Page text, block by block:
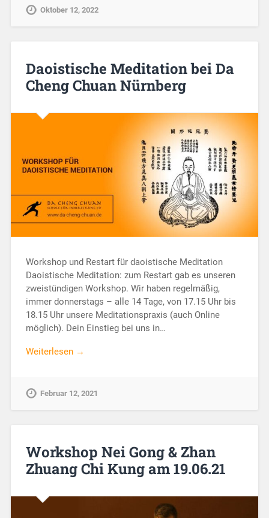
Oktober 12, 2022
Daoistische Meditation bei Da
Cheng Chuan Nürnberg
Workshop und Restart für daoistische Meditation
Daoistische Meditation: zum Restart gab es unseren
zweistündigen Workshop. Wir haben regelmäßig,
immer donnerstags – alle 14 Tage, von 17.15 Uhr bis
18.15 Uhr unsere Meditationspraxis (auch Online
möglich). Dein Einstieg bei uns in…
Weiterlesen →
Februar 12, 2021
Workshop Nei Gong & Zhan
Zhuang Chi Kung am 19.06.21